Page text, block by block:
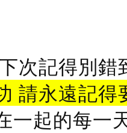
次記得別錯
請永遠記得
一起的每一